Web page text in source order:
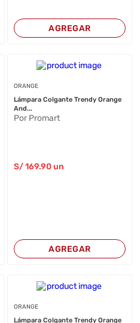
AGREGAR
ORANGE
Lámpara Colgante Trendy Orange
And...
Por Promart
S/169.90un
AGREGAR
ORANGE
Lámpara Colgante Trendy Orange